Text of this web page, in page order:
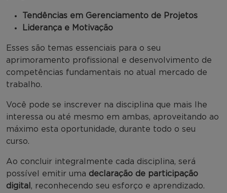
Tendências em Gerenciamento de Projetos
Liderança e Motivação
Esses são temas essenciais para o seu
aprimoramento profissional e desenvolvimento de
competências fundamentais no atual mercado de
trabalho.
Você pode se inscrever na disciplina que mais lhe
interessa ou até mesmo em ambas, aproveitando ao
máximo esta oportunidade, durante todo o seu
curso.
Ao concluir integralmente cada disciplina, será
possível emitir uma declaração de participação
digital , reconhecendo seu esforço e aprendizado.